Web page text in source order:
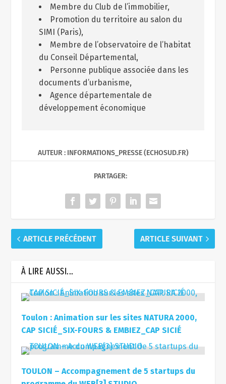
Membre du Club de l’immobilier,
Promotion du territoire au salon du
SIMI (Paris),
Membre de l’observatoire de l’habitat
du Conseil Départemental,
Personne publique associée dans les
documents d’urbanisme,
Agence départementale de
développement économique
AUTEUR : INFORMATIONS_PRESSE (ECHOSUD.FR)
PARTAGER:
ARTICLE PRÉCÉDENT ARTICLE SUIVANT
À LIRE AUSSI...
Toulon : Animation sur les sites NATURA 2000,
CAP SICIÉ_SIX-FOURS & EMBIEZ_CAP SICIÉ
TOULON – Accompagnement de 5 startups du